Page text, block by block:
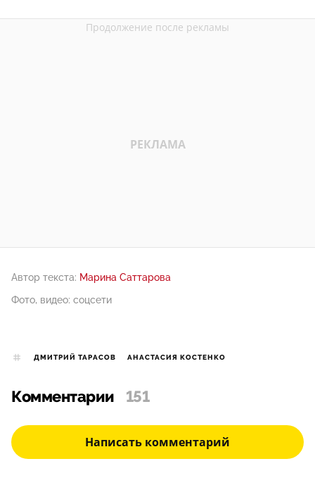
Автор текста: Марина Саттарова
Фото, видео: соцсети
ДМИТРИЙ ТАРАСОВ АНАСТАСИЯ КОСТЕНКО
Комментарии 151
Написать комментарий